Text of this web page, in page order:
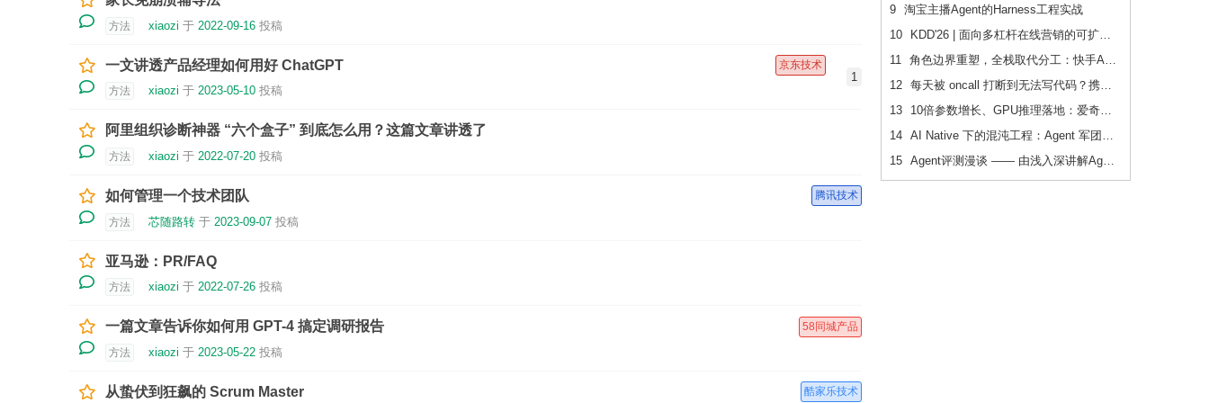
方法 xiaozi 于 2022-09-16 投稿
一文讲透产品经理如何用好 ChatGPT 京东技术
方法 xiaozi 于 2023-05-10 投稿
1
阿里组织诊断神器 “六个盒子” 到底怎么用？这篇文章讲透了
方法 xiaozi 于 2022-07-20 投稿
如何管理一个技术团队 腾讯技术
方法 芯随路转 于 2023-09-07 投稿
亚马逊：PR/FAQ
方法 xiaozi 于 2022-07-26 投稿
一篇文章告诉你如何用 GPT-4 搞定调研报告 58同城产品
方法 xiaozi 于 2023-05-22 投稿
从蛰伏到狂飙的 Scrum Master 酷家乐技术
9 淘宝主播Agent的Harness工程实战
10
KDD'26 | 面向多杠杆在线营销的可扩展、可追踪联合 增量建模
11
角色边界重塑，全栈取代分工：快手AI生产力体系成形
12
每天被 oncall 打断到无法写代码？携程机票前端用这套方法把重复问题解决了2/3
13
10倍参数增长、GPU推理落地：爱奇艺广告CVR模型的升级之路
14
AI Native 下的混沌工程：Agent 军团如何重新定义系统韧性验证
15
Agent评测漫谈 —— 由浅入深讲解Agent评测